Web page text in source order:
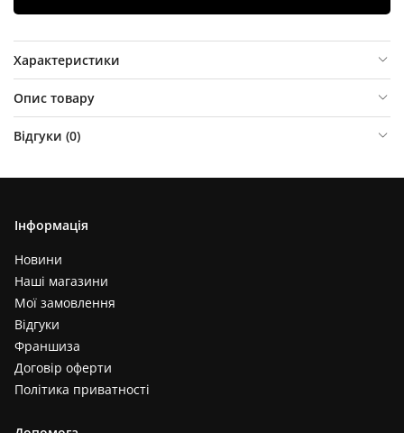
Характеристики
Опис товару
Відгуки (0)
Інформація
Новини
Наші магазини
Мої замовлення
Відгуки
Франшиза
Договір оферти
Політика приватності